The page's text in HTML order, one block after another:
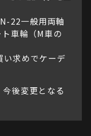
22一般用両軸
車輪（M車の
い求めでケーデ
今後変更となる